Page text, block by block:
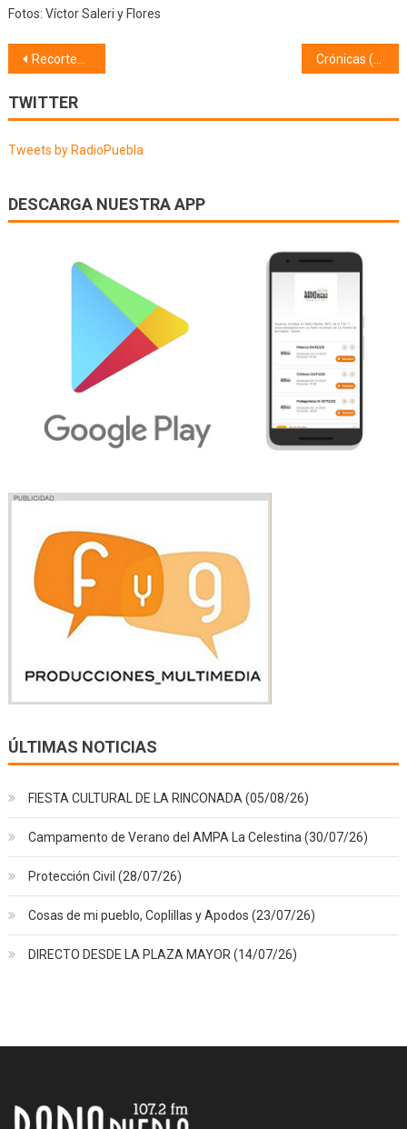
Fotos: Víctor Saleri y Flores
Navegación
de
entradas
Recortes de prensa (28/10/22) Crónicas (02/11/22)
TWITTER
Tweets by RadioPuebla
DESCARGA NUESTRA APP
ÚLTIMAS NOTICIAS
FIESTA CULTURAL DE LA RINCONADA (05/08/26)
Campamento de Verano del AMPA La Celestina (30/07/26)
Protección Civil (28/07/26)
Cosas de mi pueblo, Coplillas y Apodos (23/07/26)
DIRECTO DESDE LA PLAZA MAYOR (14/07/26)